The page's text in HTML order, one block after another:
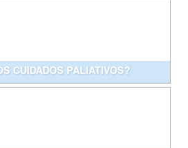
CUIDADOS PALIATIVOS?